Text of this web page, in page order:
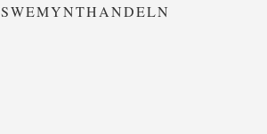
SWEMYNTHANDELN